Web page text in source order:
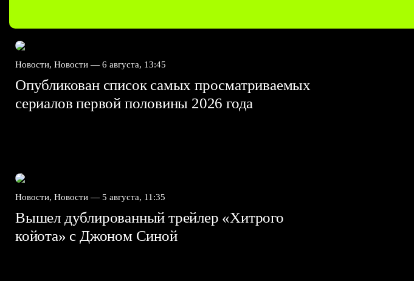
Новости, Новости — 6 августа, 13:45
Опубликован список самых просматриваемых
сериалов первой половины 2026 года
Новости, Новости — 5 августа, 11:35
Вышел дублированный трейлер «Хитрого
койота» с Джоном Синой